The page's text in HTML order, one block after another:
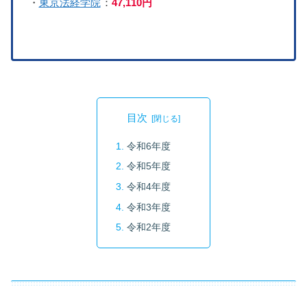
目次
令和6年度
令和5年度
令和4年度
令和3年度
令和2年度